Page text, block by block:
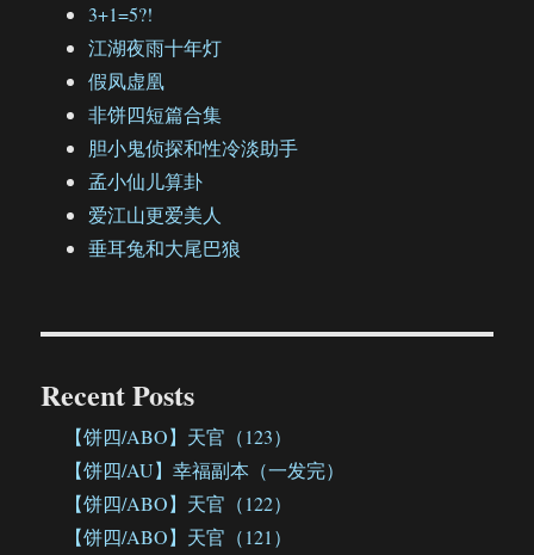
3+1=5?!
江湖夜雨十年灯
假凤虚凰
非饼四短篇合集
胆小鬼侦探和性冷淡助手
孟小仙儿算卦
爱江山更爱美人
垂耳兔和大尾巴狼
Recent Posts
【饼四/ABO】天官（123）
【饼四/AU】幸福副本（一发完）
【饼四/ABO】天官（122）
【饼四/ABO】天官（121）